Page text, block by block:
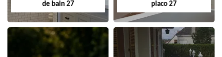
de bain 27
placo 27